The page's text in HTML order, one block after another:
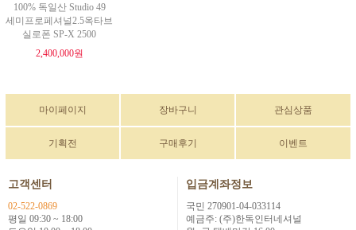
100% 독일산 Studio 49
세미프로페셔널2.5옥타브
실로폰 SP-X 2500
2,400,000원
마이페이지 장바구니 관심상품
기획전 구매후기 이벤트
고객센터
02-522-0869
평일 09:30 ~ 18:00
입금계좌정보
국민 270901-04-033114
예금주: (주)한독인터네셔널